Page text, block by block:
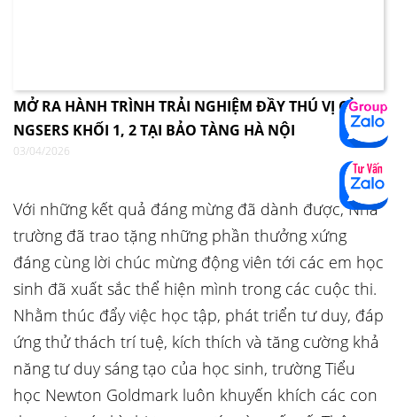
MỞ RA HÀNH TRÌNH TRẢI NGHIỆM ĐẦY THÚ VỊ CÙNG
NGSERS KHỐI 1, 2 TẠI BẢO TÀNG HÀ NỘI
03/04/2026
Với những kết quả đáng mừng đã dành được, Nhà
trường đã trao tặng những phần thưởng xứng
đáng cùng lời chúc mừng động viên tới các em học
sinh đã xuất sắc thể hiện mình trong các cuộc thi.
Nhằm thúc đẩy việc học tập, phát triển tư duy, đáp
ứng thử thách trí tuệ, kích thích và tăng cường khả
năng tư duy sáng tạo của học sinh, trường Tiểu
học Newton Goldmark luôn khuyến khích các con